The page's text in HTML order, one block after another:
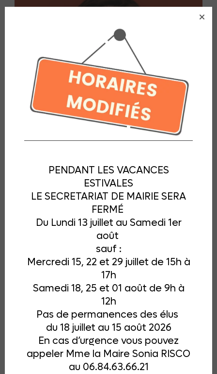
Conseillère municipale
PENDANT LES VACANCES
ESTIVALES
LE SECRETARIAT DE MAIRIE SERA
FERMÉ
Du Lundi 13 juillet au Samedi 1er
août
sauf :
Mercredi 15, 22 et 29 juillet de 15h à
17h
Samedi 18, 25 et 01 août de 9h à
12h
Pas de permanences des élus
du 18 juillet au 15 août 2026
En cas d’urgence vous pouvez
appeler Mme la Maire Sonia RISCO
au 06.84.63.66.21